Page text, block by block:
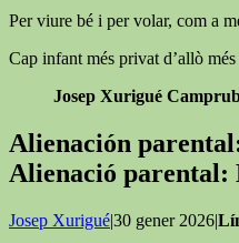
Per viure bé i per volar, com a
Cap infant més privat d’allò
Josep Xurigué
Alienación
Alienació parental:
Josep Xurigué|30 gener 2026|